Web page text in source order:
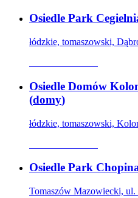
Osiedle Park
łódzkie, tomaszowski,
Osiedle Domów
(domy)
łódzkie, tomaszowski,
Osiedle Park
Tomaszów Mazowiecki, ul.